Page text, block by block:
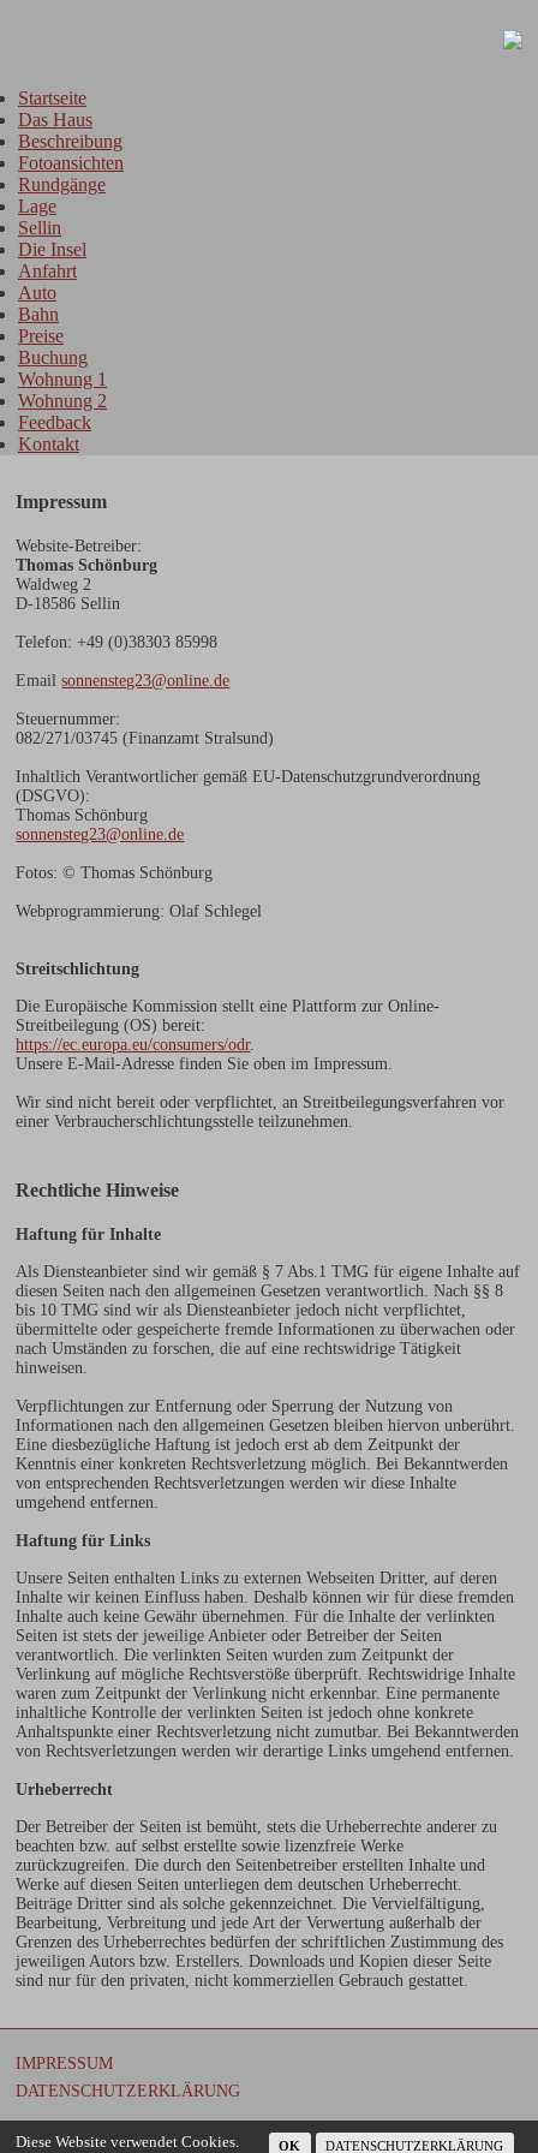
Startseite
Das Haus
Beschreibung
Fotoansichten
Rundgänge
Lage
Sellin
Die Insel
Anfahrt
Auto
Bahn
Preise
Buchung
Wohnung 1
Wohnung 2
Feedback
Kontakt
Impressum
Website-Betreiber:
Thomas Schönburg
Waldweg 2
D-18586 Sellin
Telefon: +49 (0)38303 85998
Emailsonnensteg23@online.de
Steuernummer:
082/271/03745 (Finanzamt Stralsund)
Inhaltlich Verantwortlicher gemäß EU-Datenschutzgrundverordnung
(DSGVO):
Thomas Schönburg
sonnensteg23@online.de
Fotos: © Thomas Schönburg
Webprogrammierung: Olaf Schlegel
Streitschlichtung
Die Europäische Kommission stellt eine Plattform zur Online-
Streitbeilegung (OS) bereit:
https://ec.europa.eu/consumers/odr.
Unsere E-Mail-Adresse finden Sie oben im Impressum.
Wir sind nicht bereit oder verpflichtet, an Streitbeilegungsverfahren vor
einer Verbraucherschlichtungsstelle teilzunehmen.
Rechtliche Hinweise
Haftung für Inhalte
Als Diensteanbieter sind wir gemäß § 7 Abs.1 TMG für eigene Inhalte auf
diesen Seiten nach den allgemeinen Gesetzen verantwortlich. Nach §§ 8
bis 10 TMG sind wir als Diensteanbieter jedoch nicht verpflichtet,
übermittelte oder gespeicherte fremde Informationen zu überwachen oder
nach Umständen zu forschen, die auf eine rechtswidrige Tätigkeit
hinweisen.
Verpflichtungen zur Entfernung oder Sperrung der Nutzung von
Informationen nach den allgemeinen Gesetzen bleiben hiervon unberührt.
Eine diesbezügliche Haftung ist jedoch erst ab dem Zeitpunkt der
Kenntnis einer konkreten Rechtsverletzung möglich. Bei Bekanntwerden
von entsprechenden Rechtsverletzungen werden wir diese Inhalte
umgehend entfernen.
Haftung für Links
Unsere Seiten enthalten Links zu externen Webseiten Dritter, auf deren
Inhalte wir keinen Einfluss haben. Deshalb können wir für diese fremden
Inhalte auch keine Gewähr übernehmen. Für die Inhalte der verlinkten
Seiten ist stets der jeweilige Anbieter oder Betreiber der Seiten
verantwortlich. Die verlinkten Seiten wurden zum Zeitpunkt der
Verlinkung auf mögliche Rechtsverstöße überprüft. Rechtswidrige Inhalte
waren zum Zeitpunkt der Verlinkung nicht erkennbar. Eine permanente
inhaltliche Kontrolle der verlinkten Seiten ist jedoch ohne konkrete
Anhaltspunkte einer Rechtsverletzung nicht zumutbar. Bei Bekanntwerden
von Rechtsverletzungen werden wir derartige Links umgehend entfernen.
Urheberrecht
Der Betreiber der Seiten ist bemüht, stets die Urheberrechte anderer zu
beachten bzw. auf selbst erstellte sowie lizenzfreie Werke
zurückzugreifen. Die durch den Seitenbetreiber erstellten Inhalte und
Werke auf diesen Seiten unterliegen dem deutschen Urheberrecht.
Beiträge Dritter sind als solche gekennzeichnet. Die Vervielfältigung,
Bearbeitung, Verbreitung und jede Art der Verwertung außerhalb der
Grenzen des Urheberrechtes bedürfen der schriftlichen Zustimmung des
jeweiligen Autors bzw. Erstellers. Downloads und Kopien dieser Seite
sind nur für den privaten, nicht kommerziellen Gebrauch gestattet.
IMPRESSUM
DATENSCHUTZERKLÄRUNG
Diese Website verwendet Cookies.
OK DATENSCHUTZERKLÄRUNG